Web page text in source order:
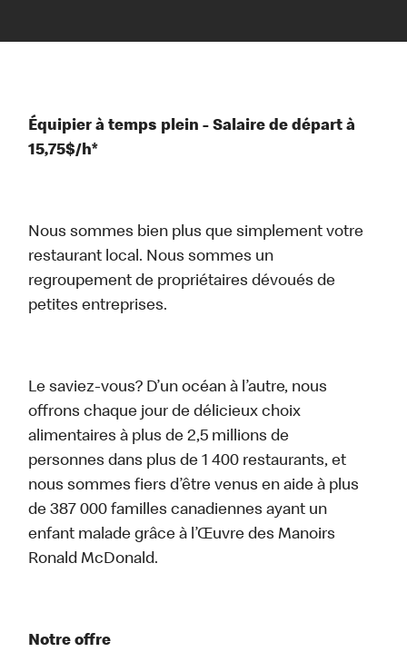
Équipier à temps plein - Salaire de départ à
15,75$/h*
Nous sommes bien plus que simplement votre
restaurant local. Nous sommes un
regroupement de propriétaires dévoués de
petites entreprises.
Le saviez-vous? D’un océan à l’autre, nous
offrons chaque jour de délicieux choix
alimentaires à plus de 2,5 millions de
personnes dans plus de 1 400 restaurants, et
nous sommes fiers d’être venus en aide à plus
de 387 000 familles canadiennes ayant un
enfant malade grâce à l’Œuvre des Manoirs
Ronald McDonald.
Notre offre